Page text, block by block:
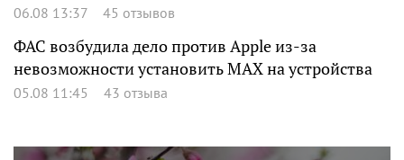
06.08 13:37 45 отзывов
ФАС возбудила дело против Apple из-за
невозможности установить MAX на устройства
05.08 11:45 43 отзыва